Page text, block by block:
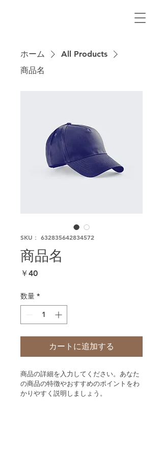
ホーム
All Products
商品名
SKU： 632835642834572
商品名
￥40価
数量 *
カートに追加する
商品の詳細を入力してください。あなた
の商品の特徴やおすすめのポイントをわ
かりやすく説明しましょう。